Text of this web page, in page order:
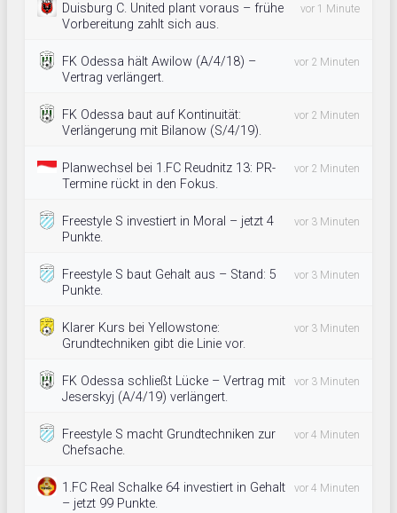
Duisburg C. United plant voraus – frühe
Vorbereitung zahlt sich aus.
vor 1 Minute
FK Odessa hält Awilow (A/4/18) –
Vertrag verlängert.
vor 2 Minuten
FK Odessa baut auf Kontinuität:
Verlängerung mit Bilanow (S/4/19).
vor 2 Minuten
Planwechsel bei 1.FC Reudnitz 13: PR-
Termine rückt in den Fokus.
vor 2 Minuten
Freestyle S investiert in Moral – jetzt 4
Punkte.
vor 3 Minuten
Freestyle S baut Gehalt aus – Stand: 5
Punkte.
vor 3 Minuten
Klarer Kurs bei Yellowstone:
Grundtechniken gibt die Linie vor.
vor 3 Minuten
FK Odessa schließt Lücke – Vertrag mit
Jeserskyj (A/4/19) verlängert.
vor 3 Minuten
Freestyle S macht Grundtechniken zur
Chefsache.
vor 4 Minuten
1.FC Real Schalke 64 investiert in Gehalt
– jetzt 99 Punkte.
vor 4 Minuten